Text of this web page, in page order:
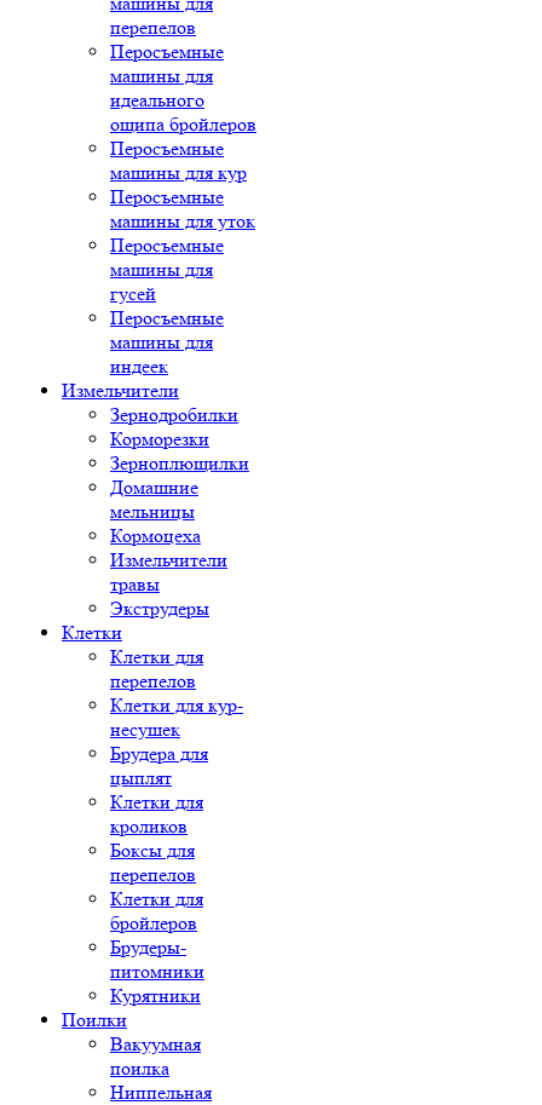
перепелов
Перосъемные
машины для
идеального
ощипа бройлеров
Перосъемные
машины для кур
Перосъемные
машины для уток
Перосъемные
машины для
гусей
Перосъемные
машины для
индеек
Измельчители
Зернодробилки
Корморезки
Зерноплющилки
Домашние
мельницы
Кормоцеха
Измельчители
травы
Экструдеры
Клетки
Клетки для
перепелов
Клетки для кур-
несушек
Брудера для
цыплят
Клетки для
кроликов
Боксы для
перепелов
Клетки для
бройлеров
Брудеры-
питомники
Курятники
Поилки
Вакуумная
поилка
Ниппельная